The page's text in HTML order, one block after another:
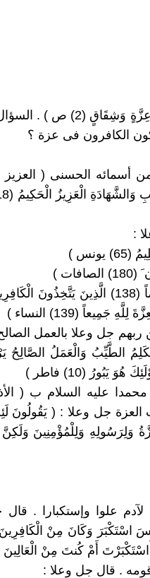
قال سبحانه وتعالى ( بَلْ الَّذِينَ كَفَرُوا
الكافرون فى عزة ؟
أسمائه الحسنى ( العزيز
2 / 3 : ( بَشِّرْ الْمُنَافِقِينَ بِأَنَّ لَهُمْ عَذَاباً أَلِيماً (138)
(139) النساء )
ربهم جل وعلا بالعمل
الطَّيِّبُ وَالْعَمَلُ الصَّالِحُ
(10) فاطر )
محمدا عليه السلام ب (
جل وعلا : ( يَقُولُونَ
وَلِرَسُولِهِ وَلِلْمُؤْمِنِينَ وَلَكِنَّ
علوا وإستكبارا .
أَمْ كُنتَ مِنْ الْعَالِينَ (75) ص